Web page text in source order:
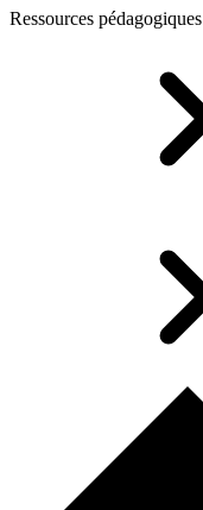
Ressources pédagogiques